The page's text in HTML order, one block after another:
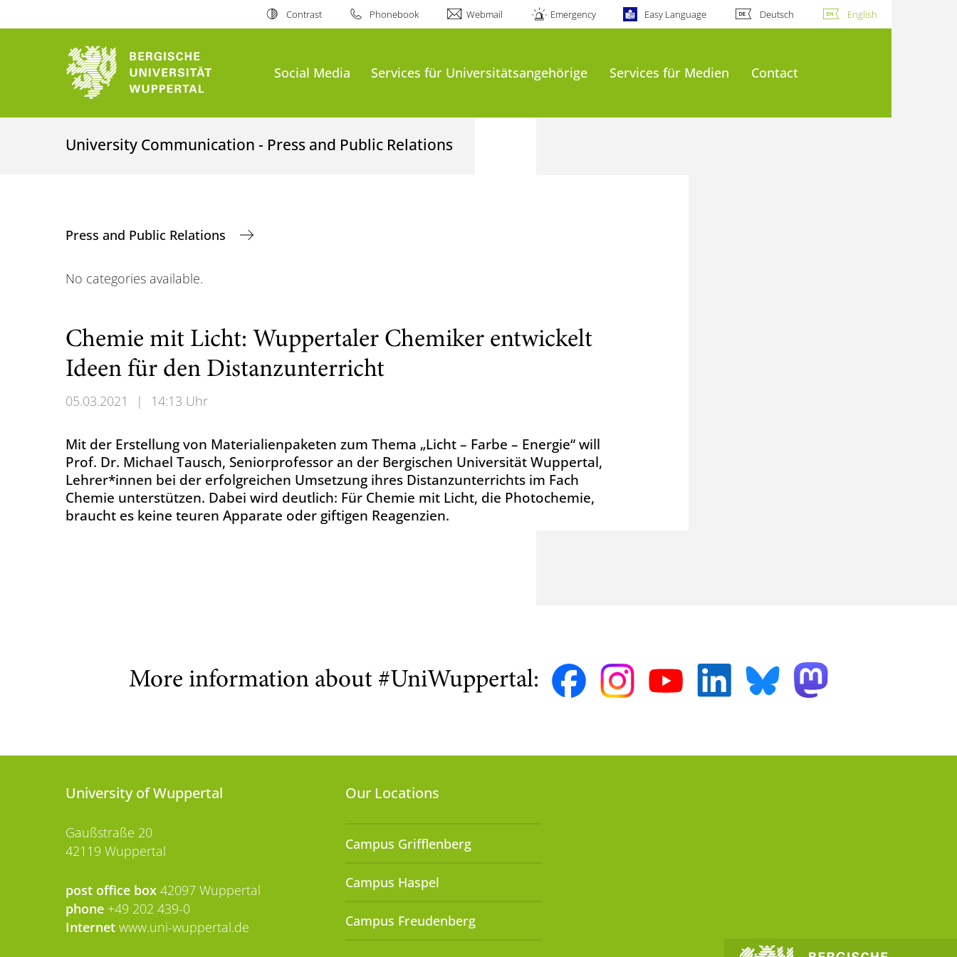
Contrast Phonebook Webmail Emergency Easy Language Deutsch English
Social Media Services für Universitätsangehörige Services für Medien Contact
University Communication - Press and Public Relations
Press and Public Relations
No categories available.
Chemie mit Licht: Wuppertaler Chemiker entwickelt
Ideen für den Distanzunterricht
05.03.2021 | 14:13 Uhr
Mit der Erstellung von Materialienpaketen zum Thema „Licht – Farbe – Energie“ will
Prof. Dr. Michael Tausch, Seniorprofessor an der Bergischen Universität Wuppertal,
Lehrer*innen bei der erfolgreichen Umsetzung ihres Distanzunterrichts im Fach
Chemie unterstützen. Dabei wird deutlich: Für Chemie mit Licht, die Photochemie,
braucht es keine teuren Apparate oder giftigen Reagenzien.
More information about #UniWuppertal:
University of Wuppertal
Gaußstraße 20
42119 Wuppertal
post office box 42097 Wuppertal
phone +49 202 439-0
Internet www.uni-wuppertal.de
Our Locations
Campus Grifflenberg
Campus Haspel
Campus Freudenberg